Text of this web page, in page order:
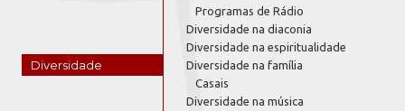
Diversidade
Programas de Rádio
Diversidade na diaconia
Diversidade na espiritualidade
Diversidade na família
Casais
Diversidade na música